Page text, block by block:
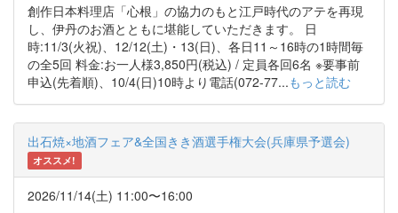
創作日本料理店「心根」の協力のもと江戸時代のアテを再現
し、伊丹のお酒とともに堪能していただきます。 日
時:11/3(火祝)、12/12(土)・13(日)、各日11～16時の1時間毎
の全5回 料金:お一人様3,850円(税込) / 定員各回6名 ※要事前
申込(先着順)、10/4(日)10時より電話(072-77...もっと読む
出石焼×地酒フェア&全国きき酒選手権大会(兵庫県予選会)
オススメ!
2026/11/14(土) 11:00〜16:00